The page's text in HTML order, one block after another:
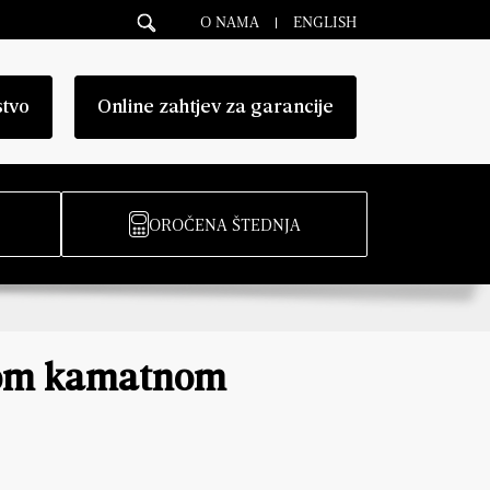
O NAMA ENGLISH
Online zahtjev za garancije
OROČENA ŠTEDNJA
kamatnom